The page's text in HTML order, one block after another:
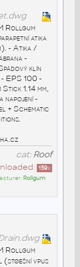
Rollgum
atika
- Atika /
-
klín
EPS 100 -
1.14 mm,
napojení -
+ Schematic
cat:Roof
159x
Rollgum
Rollgum
vpus